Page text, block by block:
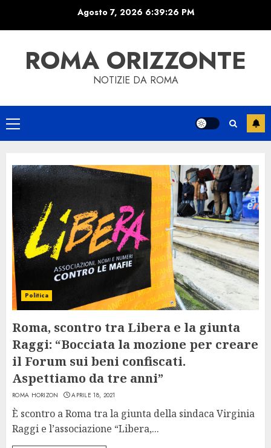
Agosto 7, 2026 6:39:27 PM
ROMA ORIZZONTE
NOTIZIE DA ROMA
Primary
Menu
Politica
Roma, scontro tra Libera e la giunta
Raggi: “Bocciata la mozione per creare
il Forum sui beni confiscati.
Aspettiamo da tre anni”
ROMA HORIZON APRILE 18, 2021
È scontro a Roma tra la giunta della sindaca Virginia
Raggi e l’associazione “Libera,...